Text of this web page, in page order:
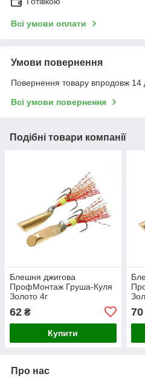
Всі умови оплати
Умови повернення
Повернення товару впродовж 14
Всі умови повернення
Подібні товари компанії
Блешня джигова
ПрофМонтаж Груша-Куля
Золото 4г
62 ₴
Купити
70
Про нас